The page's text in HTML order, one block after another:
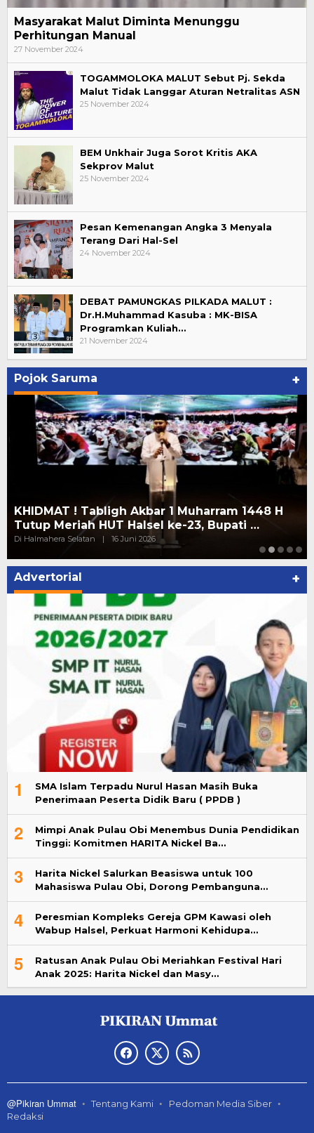
Masyarakat Malut Diminta Menunggu
Perhitungan Manual
27 November 2024
TOGAMMOLOKA MALUT Sebut Pj. Sekda
Malut Tidak Langgar Aturan Netralitas ASN
25 November 2024
BEM Unkhair Juga Sorot Kritis AKA
Sekprov Malut
25 November 2024
Pesan Kemenangan Angka 3 Menyala
Terang Dari Hal-Sel
24 November 2024
DEBAT PAMUNGKAS PILKADA MALUT :
Dr.H.Muhammad Kasuba : MK-BISA
Programkan Kuliah…
21 November 2024
Pojok Saruma +
KHIDMAT ! Tabligh Akbar 1 Muharram 1448 H
Tutup Meriah HUT Halsel ke-23, Bupati …
Di Halmahera Selatan | 16 Juni 2026
Advertorial +
1
SMA Islam Terpadu Nurul Hasan Masih Buka
Penerimaan Peserta Didik Baru ( PPDB )
2
Mimpi Anak Pulau Obi Menembus Dunia Pendidikan
Tinggi: Komitmen HARITA Nickel Ba…
3
Harita Nickel Salurkan Beasiswa untuk 100
Mahasiswa Pulau Obi, Dorong Pembanguna…
4
Peresmian Kompleks Gereja GPM Kawasi oleh
Wabup Halsel, Perkuat Harmoni Kehidupa…
5
Ratusan Anak Pulau Obi Meriahkan Festival Hari
Anak 2025: Harita Nickel dan Masy…
@Pikiran Ummat Tentang Kami
Pedoman Media Siber
Redaksi